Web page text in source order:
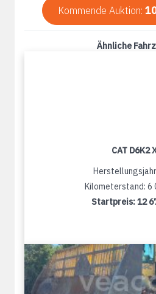
Kommende Auktion:
Ähnliche
CAT D6K2
Kilometerstand: 6
Startpreis:12